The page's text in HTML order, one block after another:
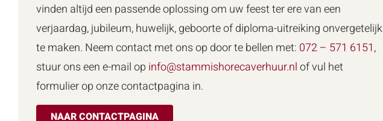
vinden altijd een passende oplossing om uw feest ter ere van een
verjaardag, jubileum, huwelijk, geboorte of diploma-uitreiking onvergetelijk
te maken. Neem contact met ons op door te bellen met: 072 – 571 6151,
stuur ons een e-mail op info@stammishorecaverhuur.nlof vul het
formulier op onze contactpagina in.
NAAR CONTACTPAGINA